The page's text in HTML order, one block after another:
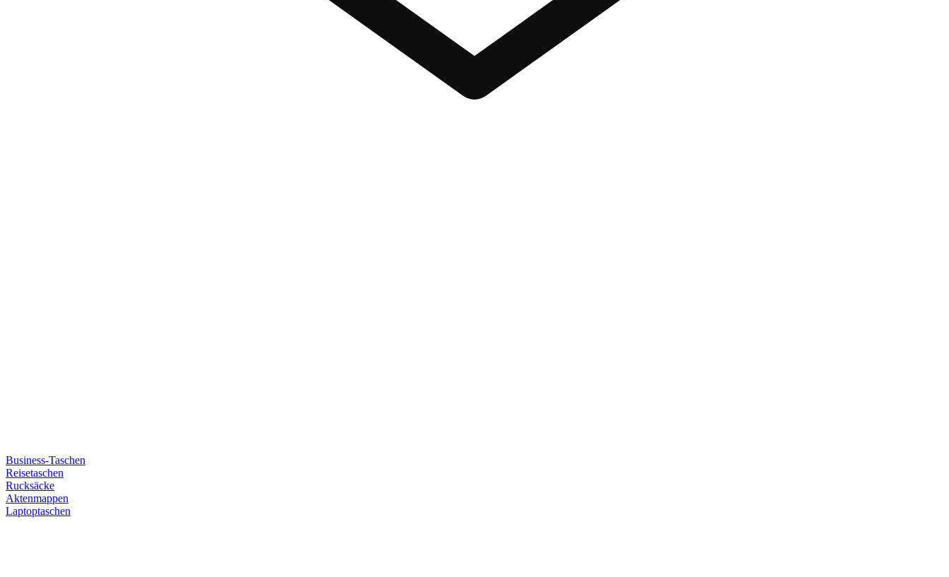
Business-Taschen
Reisetaschen
Rucksäcke
Aktenmappen
Laptoptaschen